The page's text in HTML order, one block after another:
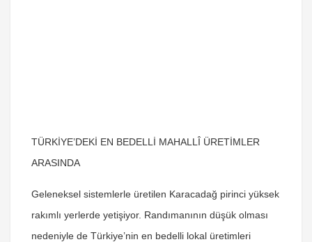
TÜRKİYE’DEKİ EN BEDELLİ MAHALLÎ ÜRETİMLER
ARASINDA
Geleneksel sistemlerle üretilen Karacadağ pirinci yüksek
rakımlı yerlerde yetişiyor. Randımanının düşük olması
nedeniyle de Türkiye’nin en bedelli lokal üretimleri